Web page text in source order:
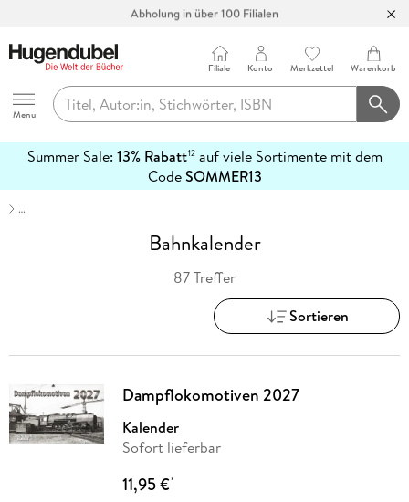
Abholung in über 100 Filialen
Hugendubel
Menu
Filiale Konto Merkzettel Warenkorb
Summer Sale: 13% Rabatt12auf viele Sortimente mit dem
CodeSOMMER13
erfahren
…
Bahnkalender
87 Treffer
Sortieren
Dampflokomotiven 2027
Kalender
Sofort lieferbar
11,95 €*